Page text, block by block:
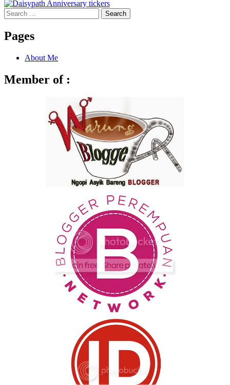
Search
for:
Pages
About Me
Member of :